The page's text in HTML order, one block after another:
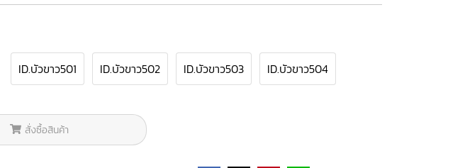
ID.บัวขาว501 ID.บัวขาว502 ID.บัวขาว503 ID.บัวขาว504
สั่งซื้อสินค้า